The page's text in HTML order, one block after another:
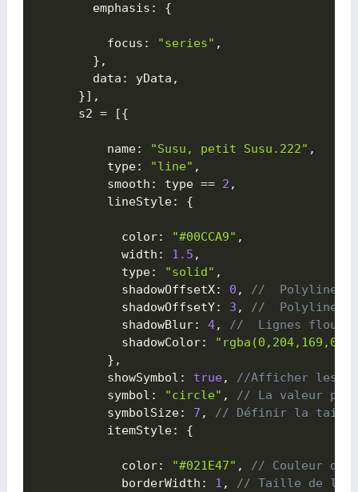
        emphasis
: {
          focus
: "series" ,
} ,
        data
: yData ,
}] ,
      s2
= [{
          name
: "Susu, petit Susu.222" ,
          type
: "line" ,
          smooth
: type == 2 ,
          lineStyle
: {
            color
: "#00CCA9" ,
            width
: 1.5 ,
            type
: "solid" ,
            shadowOffsetX
: 0 ,
//  Polyline
            shadowOffsetY
: 3 ,
//  Polyline
            shadowBlur
: 4,
//  Lignes floues
            shadowColor
:
} ,
          showSymbol
: true,
//Afficher les
          symbol
: "circle" ,
// La valeur par
          symbolSize
: 7 ,
// Définir la taille
          itemStyle
: {
            color
: "#021E47" ,
// Couleur de
            borderWidth
: 1 ,
// Taille de la